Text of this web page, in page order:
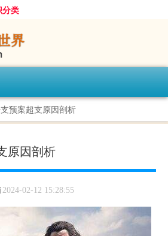
分类
预案超支原因剖析
原因剖析
2024-02-12 15:28:55